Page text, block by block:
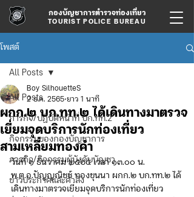
กองบัญชาการตำรวจท่องเที่ยว
TOURIST POLICE BUREAU
โพสต์
All Posts
ภารกิจ/ปฏิบัติหน้าที่ บก.ทท.2
กิจกรรมของกองบัญชาการ
ภารกิจ/กิจกรรมผู้บังคับบัญชา
ข่าวประกาศและคำสั่ง
All Posts
ผกก.๒ บก.ทท.๒ ได้เดินทางมาตรวจ
เยี่ยมจุดบริการนักท่องเที่ยว
สามเหลี่ยมทองคำ
Boy SilhouetteS
2 ธ.ค. 2565 ยาว 1 นาที
วันที่ ๑ ธันวาคม ๒๕๖๕ เวลา ๑๓.๐๐ น.
พ.ต.อ.ปัญญณิชช์ ทองขุนนา ผกก.๒ บก.ทท.๒ ได้
เดินทางมาตรวจเยี่ยมจุดบริการนักท่องเที่ยว